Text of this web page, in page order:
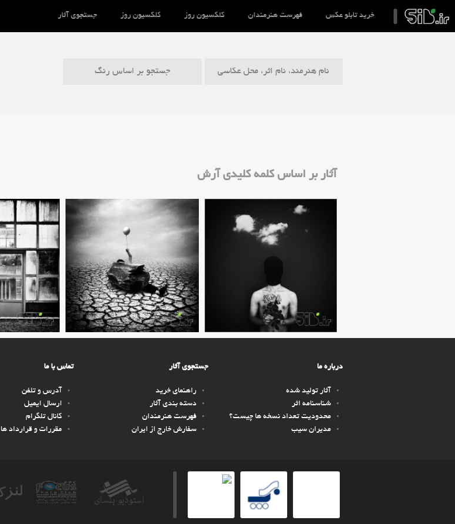
نام هنرمند، نام اثر، محل عکاسی جستجو بر اساس رنگ
خرید تابلو عکس فهرست هنرمندان کلکسیون روز کلکسیون روز جستجوی آثار
آثار بر اساس کلمه کلیدی آرش
درباره ما
آثار تولید شده
شناسنامه اثر
محدودیت تعداد نسخه ها چیست؟
مدیران سیب
جستجوی آثار
راهنمای خرید
دسته بندی آثار
فهرست هنرمندان
سفارش خارج از ایران
تماس با ما
آدرس و تلفن
ارسال ایمیل
کانال تلگرام
مقررات و قرارداد ها